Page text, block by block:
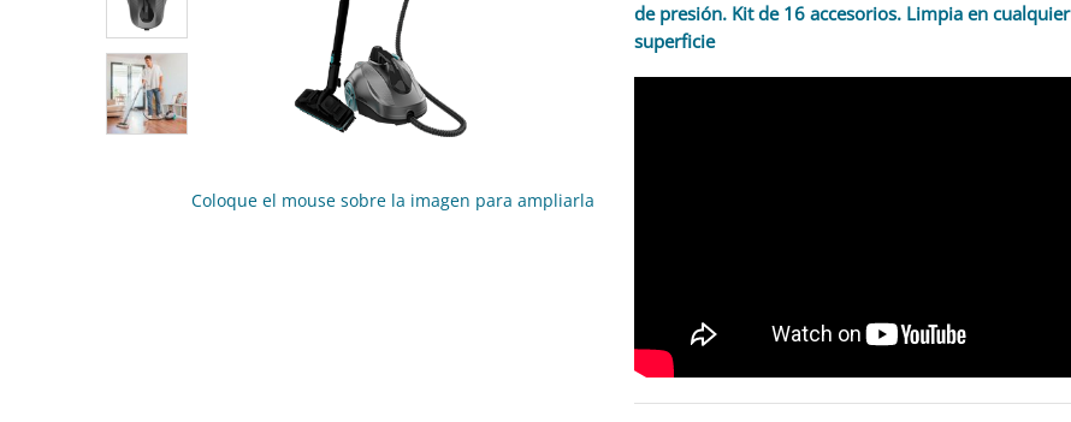
Coloque el mouse sobre la imagen para ampliarla
de presión. Kit de 16 accesorios. Limpia en cualquier
superficie